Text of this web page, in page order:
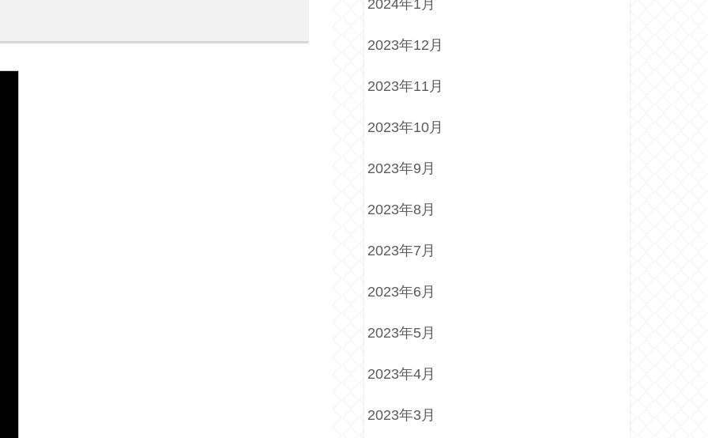
2024年1月
2023年12月
2023年11月
2023年10月
2023年9月
2023年8月
2023年7月
2023年6月
2023年5月
2023年4月
2023年3月